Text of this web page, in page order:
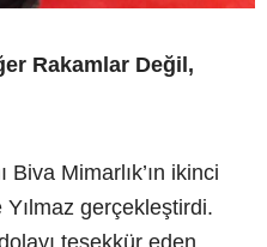
Rakamlar Değil,
Biva Mimarlık’ın ikinci
gerçekleştirdi.
teşekkür eden